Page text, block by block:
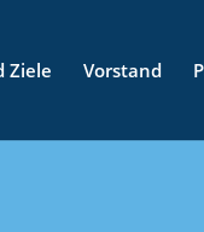
Ziele Vorstand